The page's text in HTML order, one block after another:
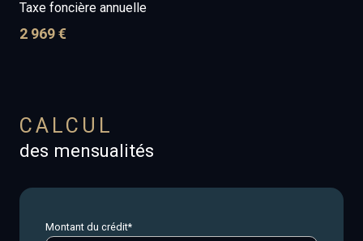
Taxe foncière annuelle
2 969 €
CALCUL
des mensualités
Montant du crédit*